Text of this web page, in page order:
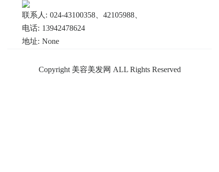
联系人: 024-43100358、42105988、
电话: 13942478624
地址: None
Copyright 美容美发网 ALL Rights Reserved